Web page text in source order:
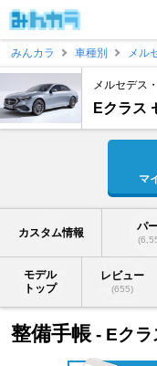
みんカラ
車種別 メル
メルセデス
Eクラス
マ
カスタム情報 パ
モデル
トップ
レビュー
(655)
整備手帳 - Eクラ